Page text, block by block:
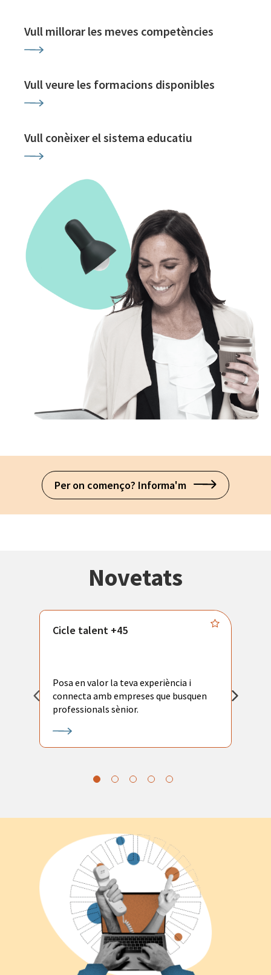
Vull millorar les meves competències
Vull veure les formacions disponibles
Vull conèixer el sistema educatiu
Per on començo? Informa'm
Novetats
Cicle talent +45
Posa en valor la teva experiència i
connecta amb empreses que busquen
professionals sènior.